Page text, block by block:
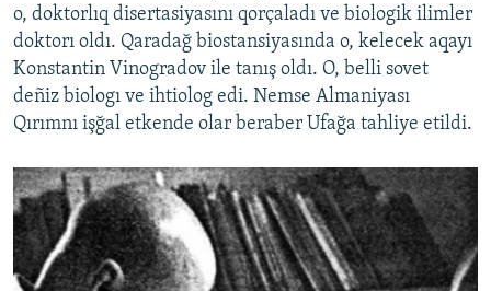
o, doktorlıq disertasiyasını qorçaladı ve biologik ilimler
doktorı oldı. Qaradağ biostansiyasında o, kelecek aqayı
Konstantin Vinogradov ile tanış oldı. O, belli sovet
deñiz biologı ve ihtiolog edi. Nemse Almaniyası
Qırımnı işğal etkende olar beraber Ufağa tahliye etildi.